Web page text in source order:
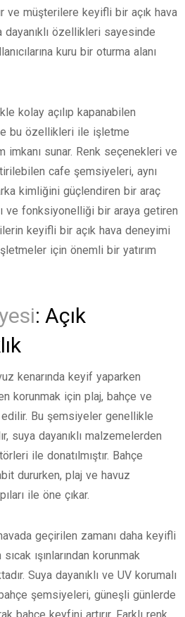
ve müşterilere keyifli bir açık hava
dayanıklı özellikleri sayesinde
kuru bir oturma alanı
kolay açılıp kapanabilen
bu özellikleri ile işletme
imkanı sunar. Renk seçenekleri ve
cafe şemsiyeleri, aynı
kimliğini güçlendiren bir araç
ve fonksiyonelliği bir araya getiren
keyifli bir açık hava deneyimi
için önemli bir yatırım
: Açık
kenarında keyif yaparken
korunmak için plaj, bahçe ve
Bu şemsiyeler genellikle
suya dayanıklı malzemelerden
ile donatılmıştır. Bahçe
dururken, plaj ve havuz
ile öne çıkar.
geçirilen zamanı daha keyifli
ışınlarından korunmak
Suya dayanıklı ve UV korumalı
şemsiyeleri, güneşli günlerde